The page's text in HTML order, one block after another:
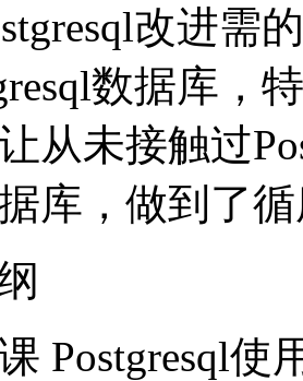
改进需
数据库，
从未接触过
库，做到了
Postgresql